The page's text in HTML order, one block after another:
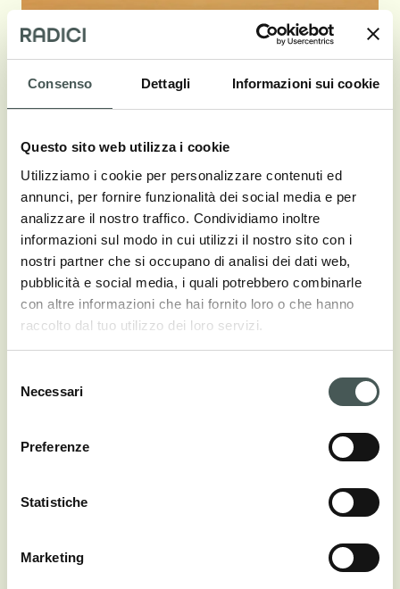
Consenso Dettagli Informazioni sui cookie
Questo sito web utilizza i cookie
Utilizziamo i cookie per personalizzare contenuti ed
annunci, per fornire funzionalità dei social media e per
analizzare il nostro traffico. Condividiamo inoltre
informazioni sul modo in cui utilizzi il nostro sito con i
nostri partner che si occupano di analisi dei dati web,
pubblicità e social media, i quali potrebbero combinarle
con altre informazioni che hai fornito loro o che hanno
raccolto dal tuo utilizzo dei loro servizi.
delNecessari
Preferenze
Statistiche
Marketing
Apartamenty Stara Piekarnia